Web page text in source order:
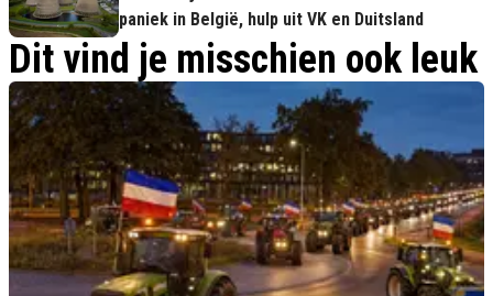
paniek in België, hulp uit VK en Duitsland
Dit vind je misschien ook leuk